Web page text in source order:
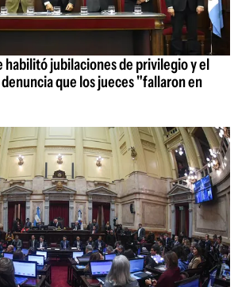
habilitó jubilaciones de privilegio y el
que los jueces "fallaron en